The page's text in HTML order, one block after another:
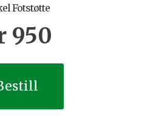
Fotstøtte
950